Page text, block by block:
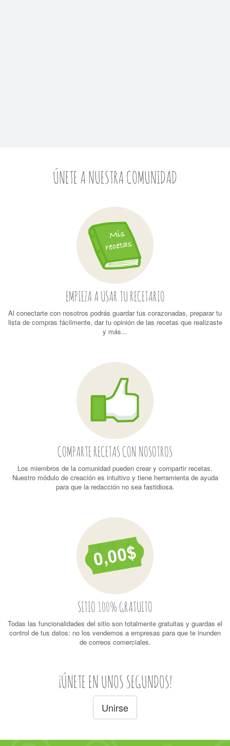
ÚNETE A NUESTRA COMUNIDAD
EMPIEZA A USAR TU RECETARIO
Al conectarte con nosotros podrás guardar tus corazonadas, preparar tu
lista de compras fácilmente, dar tu opinión de las recetas que realizaste
y más...
COMPARTE RECETAS CON NOSOTROS
Los miembros de la comunidad pueden crear y compartir recetas.
Nuestro módulo de creación es intuitivo y tiene herramienta de ayuda
para que la redacción no sea fastidiosa.
SITIO 100% GRATUITO
Todas las funcionalidades del sitio son totalmente gratuitas y guardas el
control de tus datos: no los vendemos a empresas para que te inunden
de correos comerciales.
¡ÚNETE EN UNOS SEGUNDOS!
Unirse